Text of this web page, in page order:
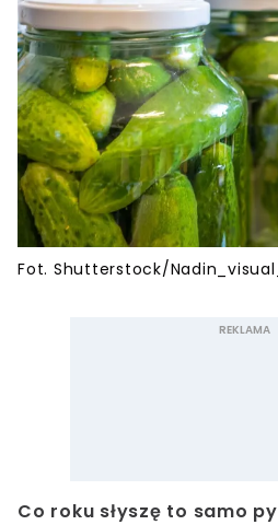
Fot. Shutterstock/
Co roku słyszę to samo